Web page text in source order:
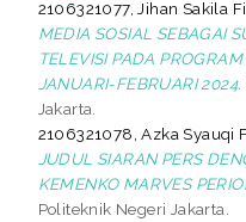
2106321077, Jihan Sakila
MEDIA SOSIAL SEBAGAI
TELEVISI PADA
JANUARI-FEBRUARI 2024.
Jakarta.
2106321078, Azka Syauqi
JUDUL SIARAN PERS
KEMENKO MARVES
Politeknik Negeri Jakarta.